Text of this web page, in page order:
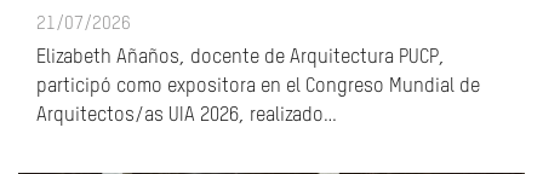
21/07/2026
Elizabeth Añaños, docente de Arquitectura PUCP,
participó como expositora en el Congreso Mundial de
Arquitectos/as UIA 2026, realizado…